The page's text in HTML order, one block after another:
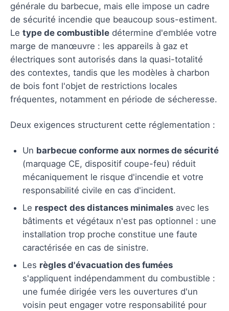
générale du barbecue, mais elle impose un cadre
de sécurité incendie que beaucoup sous-estiment.
Le type de combustible détermine d'emblée votre
marge de manœuvre : les appareils à gaz et
électriques sont autorisés dans la quasi-totalité
des contextes, tandis que les modèles à charbon
de bois font l'objet de restrictions locales
fréquentes, notamment en période de sécheresse.
Deux exigences structurent cette réglementation :
Un barbecue conforme aux normes de sécurité
(marquage CE, dispositif coupe-feu) réduit
mécaniquement le risque d'incendie et votre
responsabilité civile en cas d'incident.
Le respect des distances minimales avec les
bâtiments et végétaux n'est pas optionnel : une
installation trop proche constitue une faute
caractérisée en cas de sinistre.
Les règles d'évacuation des fumées
s'appliquent indépendamment du combustible :
une fumée dirigée vers les ouvertures d'un
voisin peut engager votre responsabilité pour